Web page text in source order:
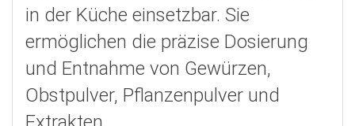
in der Küche einsetzbar. Sie
ermöglichen die präzise Dosierung
und Entnahme von Gewürzen,
Obstpulver, Pflanzenpulver und